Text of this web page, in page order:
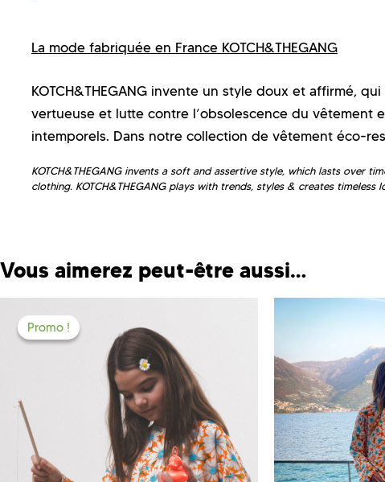
La mode fabriquée en France KOTCH&THEGANG
KOTCH&THEGANG invente un style doux et affirmé,
vertueuse et lutte contre l’obsolescence du vêtement
intemporels. Dans notre collection de vêtement éco-
KOTCH&THEGANG invents a soft and assertive style, which lasts over
clothing. KOTCH&THEGANG plays with trends, styles & creates timeless
Vous aimerez peut-être aussi…
Promo !
Promo !